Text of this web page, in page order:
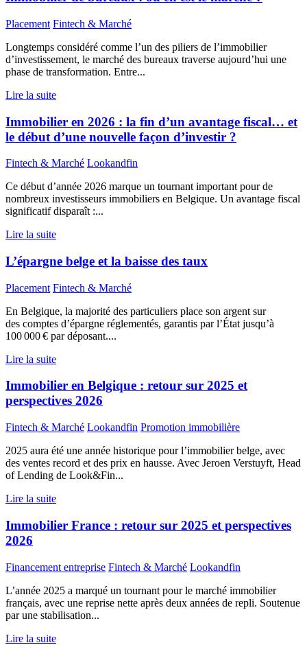
Placement Fintech & Marché
Longtemps considéré comme l’un des piliers de l’immobilier
d’investissement, le marché des bureaux traverse aujourd’hui une
phase de transformation. Entre...
Lire la suite
Immobilier en 2026 : la fin d’un avantage fiscal… et
le début d’une nouvelle façon d’investir ?
Fintech & Marché Lookandfin
Ce début d’année 2026 marque un tournant important pour de
nombreux investisseurs immobiliers en Belgique. Un avantage fiscal
significatif disparaît :...
Lire la suite
L’épargne belge et la baisse des taux
Placement Fintech & Marché
En Belgique, la majorité des particuliers place son argent sur
des comptes d’épargne réglementés, garantis par l’État jusqu’à
100 000 € par déposant....
Lire la suite
Immobilier en Belgique : retour sur 2025 et
perspectives 2026
Fintech & Marché Lookandfin Promotion immobilière
2025 aura été une année historique pour l’immobilier belge, avec
des ventes record et des prix en hausse. Avec Jeroen Verstuyft, Head
of Lending de Look&Fin...
Lire la suite
Immobilier France : retour sur 2025 et perspectives
2026
Financement entreprise Fintech & Marché Lookandfin
L’année 2025 a marqué un tournant pour le marché immobilier
français, avec une reprise nette après deux années de repli. Soutenue
par une stabilisation...
Lire la suite